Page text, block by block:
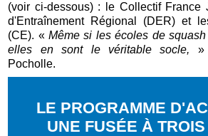
(voir ci-dessous) : le Collectif France
d'Entraînement Régional (DER) et
(CE). «Même si les écoles de
elles en sont le véritable socle, »
Pocholle.
LE PROGRAMME
UNE FUSÉE À